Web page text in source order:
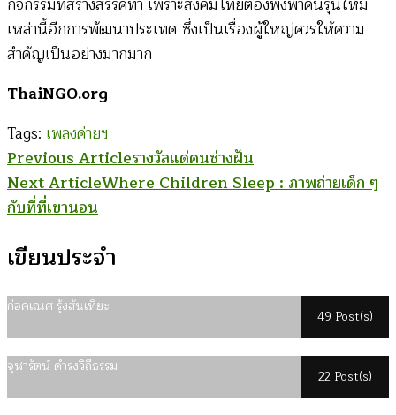
เหล่านี้อีกการพัฒนาประเทศ ซึ่งเป็นเรื่องผู้ใหญ่ควรให้ความ
สำคัญเป็นอย่างมากมาก
ThaiNGO.org
Tags: เพลงค่ายฯ
Post
Navigation
Previous Articleรางวัลแด่คนช่างฝัน
Next ArticleWhere Children Sleep : ภาพถ่ายเด็ก ๆ
กับที่ที่เขานอน
เขียนประจำ
ก่อคเณศ รุ้งสันเทียะ
49 Post(s)
จุฬารัตน์ ดำรงวิถีธรรม
22 Post(s)